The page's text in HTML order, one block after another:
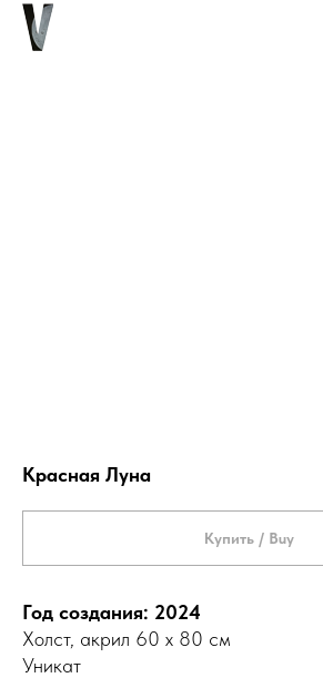
Красная Луна
Купить / Buy
Год создания: 2024
Холст, акрил 60 х 80 см
Уникат